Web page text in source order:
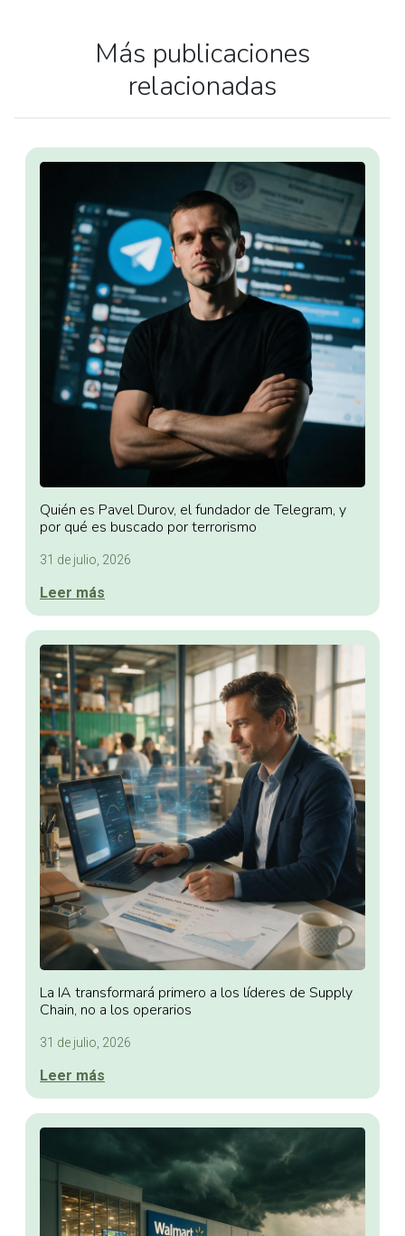
Más publicaciones
relacionadas
Quién es Pavel Durov, el fundador de Telegram, y
por qué es buscado por terrorismo
31 de julio, 2026
Leer más
La IA transformará primero a los líderes de Supply
Chain, no a los operarios
31 de julio, 2026
Leer más